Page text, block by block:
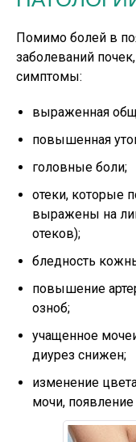
Помимо болей в
заболеваний
симптомы:
выраженная
повышенная
головные боли;
отеки, которые
выражены на
отеков);
бледность
повышение
озноб;
учащенное
диурез снижен;
изменение
мочи,